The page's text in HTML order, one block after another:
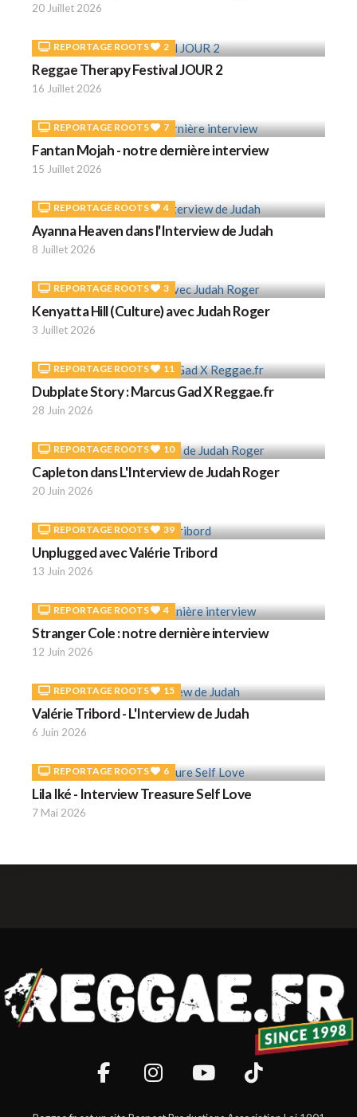
20 Juillet 2026
REPORTAGE ROOTS 2
Reggae Therapy Festival JOUR 2
16 Juillet 2026
REPORTAGE ROOTS 7
Fantan Mojah - notre dernière interview
15 Juillet 2026
REPORTAGE ROOTS 4
Ayanna Heaven dans l'Interview de Judah
8 Juillet 2026
REPORTAGE ROOTS 3
Kenyatta Hill (Culture) avec Judah Roger
3 Juillet 2026
REPORTAGE ROOTS 11
Dubplate Story : Marcus Gad X Reggae.fr
28 Juin 2026
REPORTAGE ROOTS 10
Capleton dans L'Interview de Judah Roger
20 Juin 2026
REPORTAGE ROOTS 39
Unplugged avec Valérie Tribord
13 Juin 2026
REPORTAGE ROOTS 4
Stranger Cole : notre dernière interview
12 Juin 2026
REPORTAGE ROOTS 15
Valérie Tribord - L'Interview de Judah
6 Juin 2026
REPORTAGE ROOTS 6
Lila Iké - Interview Treasure Self Love
7 Mai 2026